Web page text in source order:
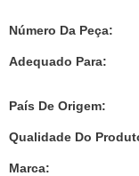
Número Da Peça:
Adequado Para:
País De Origem:
Qualidade Do
Marca: